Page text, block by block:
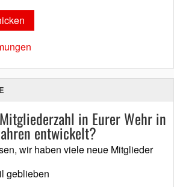
in Eurer Wehr in
entwickelt?
wir haben viele neue Mitglieder
geblieben